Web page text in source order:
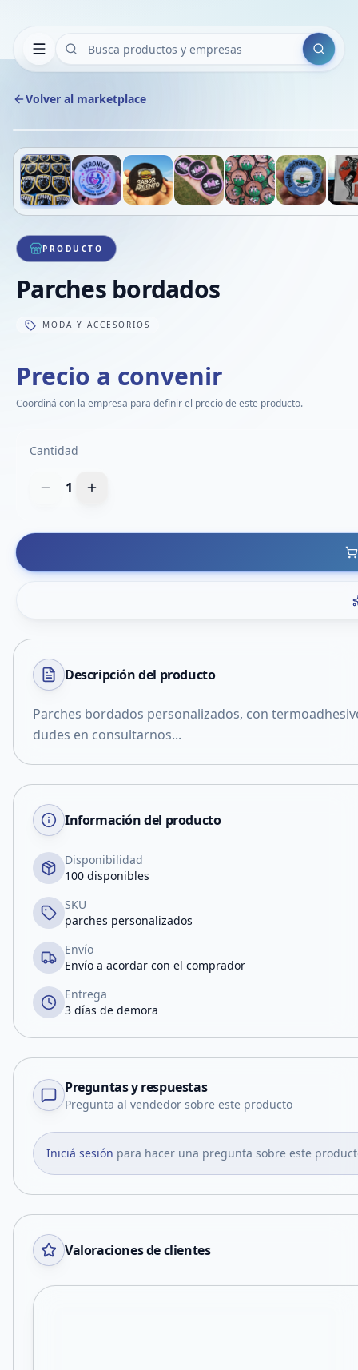
Buscar
Volver al marketplace
1/15
PRODUCTO
Parches bordados
MODA Y ACCESORIOS
Precio a convenir
Coordiná con la empresa para definir el precio de este producto.
Cantidad
1
Descripción del producto
Parches bordados personalizados, con
dudes en consultarnos...
Información del producto
Disponibilidad
100 disponibles
SKU
parches personalizados
Envío
Envío a acordar con el comprador
Entrega
3 días de demora
Preguntas y respuestas
Pregunta al vendedor sobre este producto
Iniciá sesión para hacer una pregunta sobre este
Valoraciones de clientes